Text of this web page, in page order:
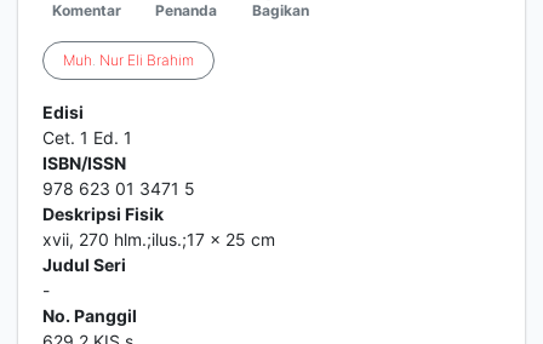
Komentar Penanda Bagikan
Muh. Nur Eli Brahim
Edisi
Cet. 1 Ed. 1
ISBN/ISSN
978 623 01 3471 5
Deskripsi Fisik
xvii, 270 hlm.;ilus.;17 x 25 cm
Judul Seri
-
No. Panggil